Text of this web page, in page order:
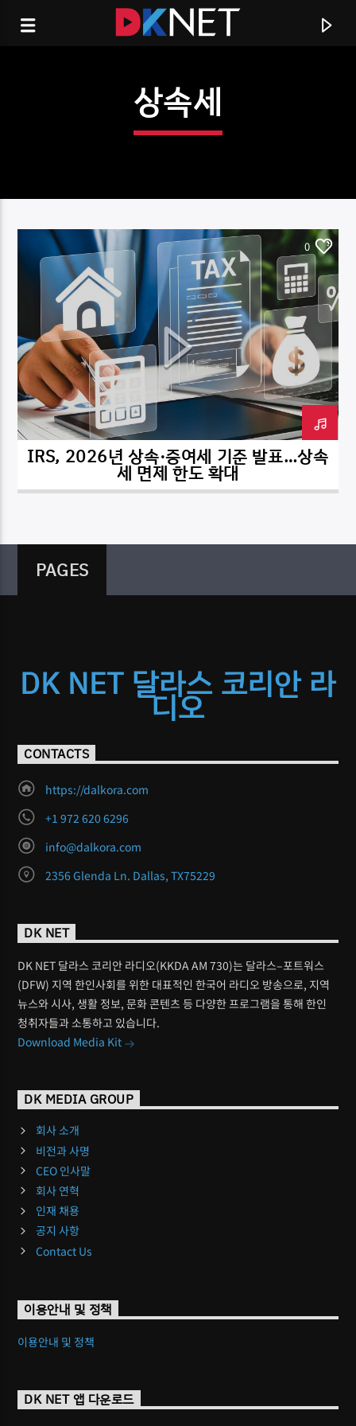
CURRENT TRACK
TITLE
ARTIST
DK NET Radio.co
상속세
0
IRS, 2026년 상속·증여세 기준 발표…상속
세 면제 한도 확대
PAGES
DK NET 달라스 코리안 라
디오
CONTACTS
https://dalkora.com
+1 972 620 6296
info@dalkora.com
2356 Glenda Ln. Dallas, TX75229
DK NET
DK NET 달라스 코리안 라디오(KKDA AM 730)는 달라스–포트워스
(DFW) 지역 한인사회를 위한 대표적인 한국어 라디오 방송으로, 지역
뉴스와 시사, 생활 정보, 문화 콘텐츠 등 다양한 프로그램을 통해 한인
청취자들과 소통하고 있습니다.
Download Media Kit
DK MEDIA GROUP
회사 소개
비전과 사명
CEO 인사말
회사 연혁
인재 채용
공지 사항
Contact Us
이용안내 및 정책
이용안내 및 정책
DK NET 앱 다운로드